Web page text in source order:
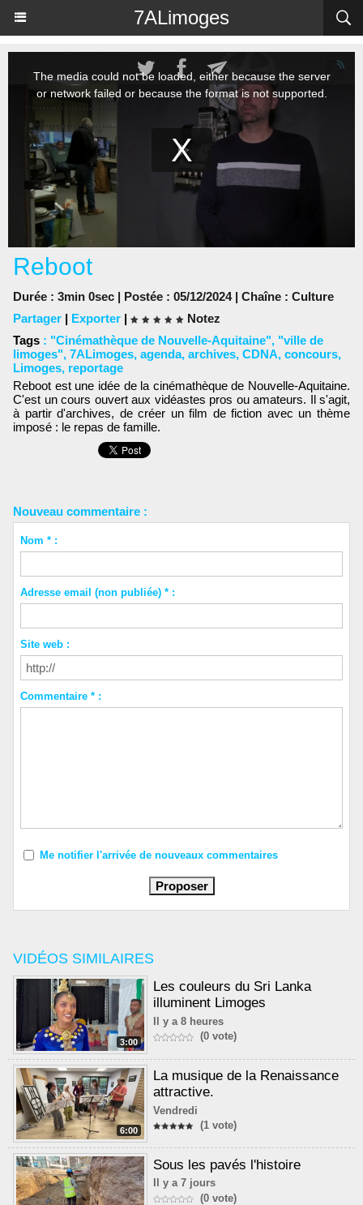
7ALimoges
VIDÉOS SIMILAIRES
3:00
Les couleurs du Sri Lanka
illuminent Limoges
Il y a 8 heures
(0 vote)
6:00
La musique de la Renaissance
attractive.
Vendredi
(1 vote)
Sous les pavés l'histoire
Il y a 7 jours
(0 vote)
Reboot
Durée : 3min 0sec | Postée : 05/12/2024 | Chaîne : Culture
Partager | Exporter |
Notez
Tags : "Cinémathèque de Nouvelle-Aquitaine", "ville de
limoges", 7ALimoges, agenda, archives, CDNA, concours,
Limoges, reportage
Reboot est une idée de la cinémathèque de Nouvelle-Aquitaine.
C'est un cours ouvert aux vidéastes pros ou amateurs. Il s'agit,
à partir d'archives, de créer un film de fiction avec un thème
imposé : le repas de famille.
Nouveau commentaire :
Nom * :
Adresse email (non publiée) * :
Site web :
Commentaire * :
Me notifier l'arrivée de nouveaux commentaires